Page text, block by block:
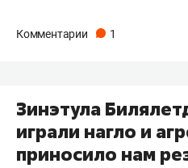
Комментарии 1
Зинэтула
играли нагло и
приносило нам